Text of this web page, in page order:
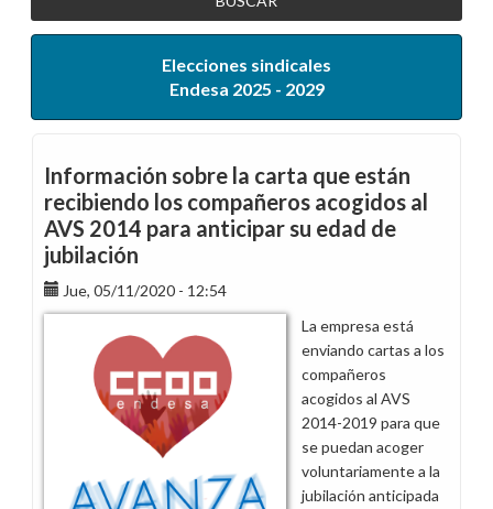
Elecciones sindicales
Endesa 2025 - 2029
Información sobre la carta que están
recibiendo los compañeros acogidos al
AVS 2014 para anticipar su edad de
jubilación
Jue, 05/11/2020 - 12:54
La empresa está
enviando cartas a los
compañeros
acogidos al AVS
2014-2019 para que
se puedan acoger
voluntariamente a la
jubilación anticipada